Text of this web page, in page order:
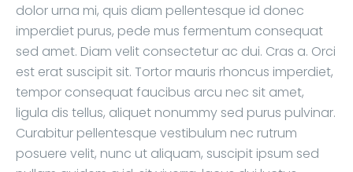
dolor urna mi, quis diam pellentesque id donec
imperdiet purus, pede mus fermentum consequat
sed amet. Diam velit consectetur ac dui. Cras a. Orci
est erat suscipit sit. Tortor mauris rhoncus imperdiet,
tempor consequat faucibus arcu nec sit amet,
ligula dis tellus, aliquet nonummy sed purus pulvinar.
Curabitur pellentesque vestibulum nec rutrum
posuere velit, nunc ut aliquam, suscipit ipsum sed